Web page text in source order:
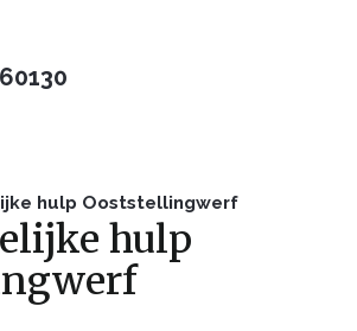
hulp Ooststellingwerf
hulp